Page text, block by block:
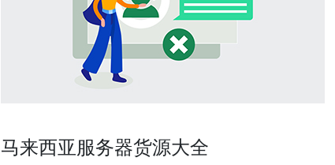
马来西亚服务器货源大全